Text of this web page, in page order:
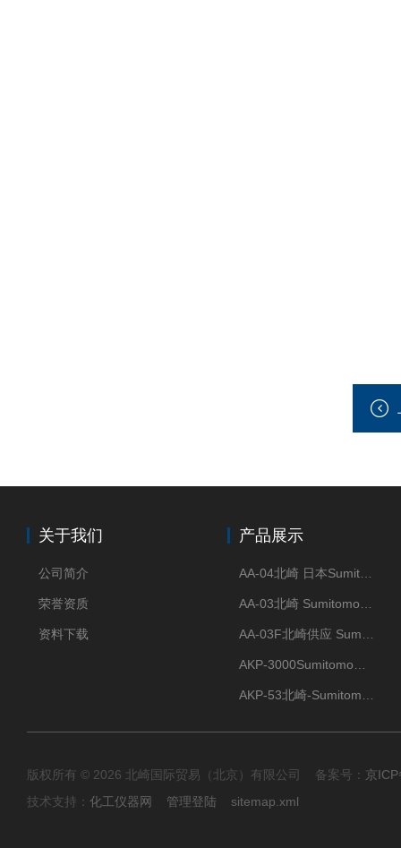
关于我们
公司简介
荣誉资质
资料下载
产品展示
AA-04北崎 日本Sumitomo住友化学 高纯氧化铝球
AA-03北崎 Sumitomo住友化学 高纯氧化铝球
AA-03F北崎供应 Sumitomo住友化学 高纯氧化铝球
AKP-3000Sumitomo住友化学 高纯氧化铝粉 半导体
AKP-53北崎-Sumitomo住友化学 高纯氧化铝粉
版权所有 © 2026 北崎国际贸易（北京）有限公司 备案号： 京
技术支持： 化工仪器网 管理登陆 sitemap.xml